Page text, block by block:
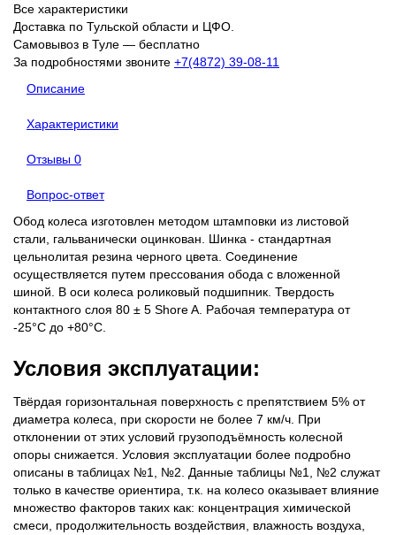
Все характеристики
Доставка по Тульской области и ЦФО.
Самовывоз в Туле — бесплатно
За подробностями звоните +7(4872) 39-08-11
Описание
Характеристики
Отзывы 0
Вопрос-ответ
Обод колеса изготовлен методом штамповки из листовой
стали, гальванически оцинкован. Шинка - стандартная
цельнолитая резина черного цвета. Соединение
осуществляется путем прессования обода с вложенной
шиной. В оси колеса роликовый подшипник. Твердость
контактного слоя 80 ± 5 Shore A. Рабочая температура от
-25°С до +80°С.
Условия эксплуатации:
Твёрдая горизонтальная поверхность с препятствием 5% от
диаметра колеса, при скорости не более 7 км/ч. При
отклонении от этих условий грузоподъёмность колесной
опоры снижается. Условия эксплуатации более подробно
описаны в таблицах №1, №2. Данные таблицы №1, №2 служат
только в качестве ориентира, т.к. на колесо оказывает влияние
множество факторов таких как: концентрация химической
смеси, продолжительность воздействия, влажность воздуха,